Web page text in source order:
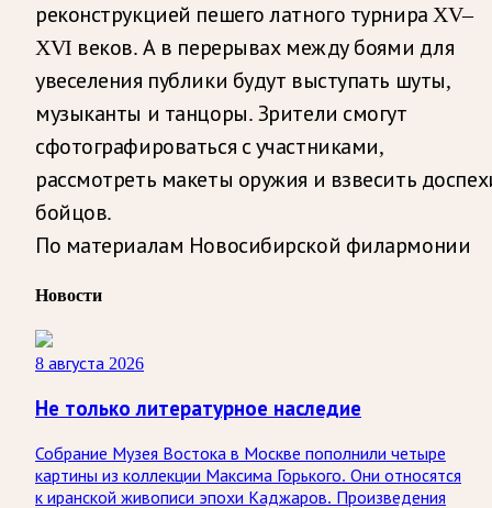
реконструкцией пешего латного турнира XV–
XVI веков. А в перерывах между боями для
увеселения публики будут выступать шуты,
музыканты и танцоры. Зрители смогут
сфотографироваться с участниками,
рассмотреть макеты оружия и взвесить
бойцов.
По материалам Новосибирской филармонии
Новости
8 августа 2026
Не только литературное наследие
Собрание Музея Востока в Москве пополнили четыре
картины из коллекции Максима Горького. Они относятся
к иранской живописи эпохи Каджаров. Произведения